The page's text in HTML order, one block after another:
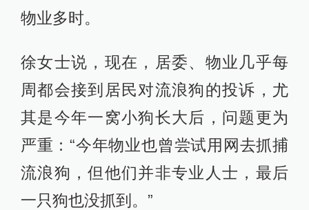
物业多时。
徐女士说，现在，居委、物业几乎每
周都会接到居民对流浪狗的投诉，尤
其是今年一窝小狗长大后，问题更为
严重：“今年物业也曾尝试用网去抓捕
流浪狗，但他们并非专业人士，最后
一只狗也没抓到。”